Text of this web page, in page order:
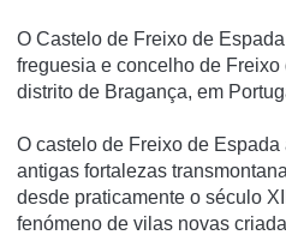
O Castelo de Freixo de
freguesia e concelho de
distrito de Bragança, em
O castelo de Freixo de
antigas fortalezas
desde praticamente o século
fenómeno de vilas novas